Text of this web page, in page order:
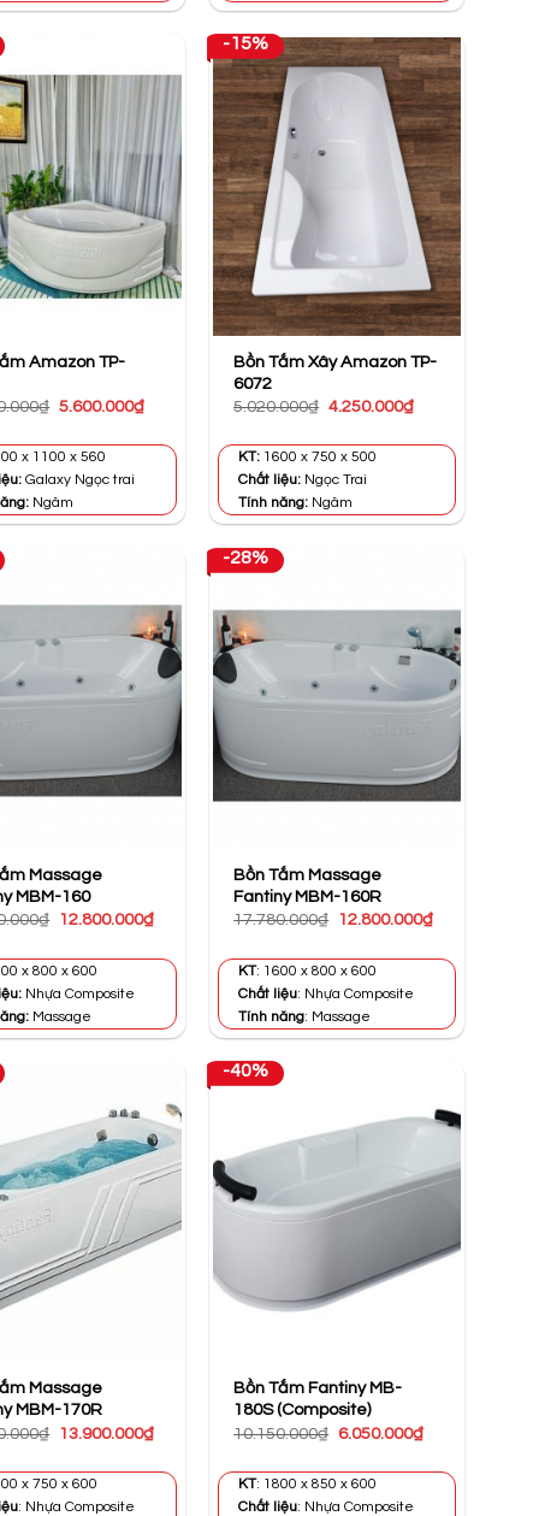
Amazon TP-
₫ Giá
10.600.000₫.
5.600.000₫Giá
x 1100 x 560
Galaxy Ngọc trai
Ngâm
-15%
Bồn Tắm Xây Amazon TP-
6072
5.020.000₫ Giá
5.020.000₫.
4.250.000₫Giá
KT:1600 x 750 x 500
Chất liệu:Ngọc Trai
Tính năng:Ngâm
Massage
MBM-160
₫ Giá
17.780.000₫.
12.800.000₫Giá
là:
12.800.000₫.
x 800 x 600
Nhựa Composite
Massage
-28%
Bồn Tắm Massage
Fantiny MBM-160R
17.780.000₫ Giá
17.780.000₫.
12.800.000₫Giá
là:
KT: 1600 x 800 x 600
Chất liệu: Nhựa Composite
Tính năng: Massage
Massage
MBM-170R
₫ Giá
17.580.000₫.
13.900.000₫Giá
là:
13.900.000₫.
x 750 x 600
: Nhựa Composite
-40%
Bồn Tắm Fantiny MB-
180S (Composite)
10.150.000₫ Giá
10.150.000₫.
6.050.000₫Giá
KT: 1800 x 850 x 600
Chất liệu: Nhựa Composite